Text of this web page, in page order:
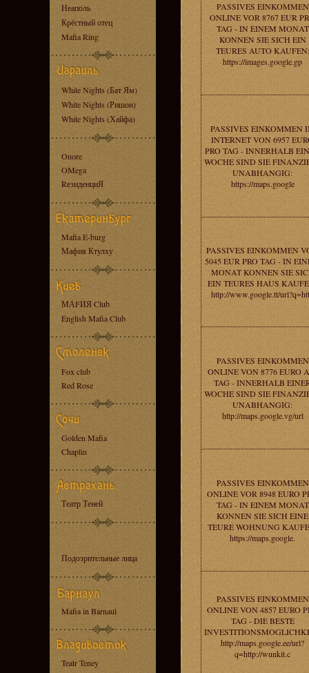
Неаполь
Крёстный отец
Mafia Ring
White Nights (Бат Ям)
White Nights (Ришон)
White Nights (Хайфа)
Onore
OMega
RезиденциЯ
Mafia E-burg
Мафия Ктулху
МАFИЯ Club
English Mafia Club
Fox club
Red Rose
Golden Mafia
Chaplin
Театр Теней
Подозрительные лица
Mafia in Barnaul
Teatr Teney
PASSIVES EINKOMMEN
ONLINE VOR 8767 EUR
TAG - IN EINEM MONAT
KONNEN SIE SICH EIN
TEURES AUTO KAUFEN:
https://images.google.gp
PASSIVES EINKOMMEN
INTERNET VON 6957
PRO TAG - INNERHALB
WOCHE SIND SIE
UNABHANGIG:
https://maps.google
PASSIVES EINKOMMEN
5045 EUR PRO TAG - IN
MONAT KONNEN SIE
EIN TEURES HAUS
http://www.google.tt/
PASSIVES EINKOMMEN
ONLINE VON 8776 EURO
TAG - INNERHALB
WOCHE SIND SIE
UNABHANGIG:
http://maps.google.vg/url
PASSIVES EINKOMMEN
ONLINE VOR 8948 EURO
TAG - IN EINEM MONAT
KONNEN SIE SICH EINE
TEURE WOHNUNG
https://maps.google.
PASSIVES EINKOMMEN
ONLINE VON 4857 EURO
TAG - DIE BESTE
http://maps.google.ee/url?
q=http://wunkit.c